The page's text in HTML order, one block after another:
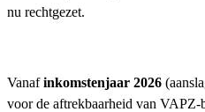
nu rechtgezet.
Vanafinkomstenjaar 2026
voor de aftrekbaarheid van VAPZ-